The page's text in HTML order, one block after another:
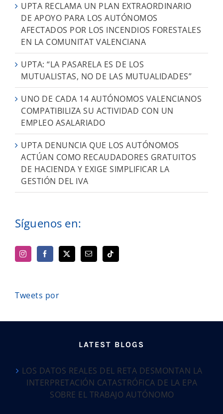
UPTA RECLAMA UN PLAN EXTRAORDINARIO
DE APOYO PARA LOS AUTÓNOMOS
AFECTADOS POR LOS INCENDIOS FORESTALES
EN LA COMUNITAT VALENCIANA
UPTA: “LA PASARELA ES DE LOS
MUTUALISTAS, NO DE LAS MUTUALIDADES”
UNO DE CADA 14 AUTÓNOMOS VALENCIANOS
COMPATIBILIZA SU ACTIVIDAD CON UN
EMPLEO ASALARIADO
UPTA DENUNCIA QUE LOS AUTÓNOMOS
ACTÚAN COMO RECAUDADORES GRATUITOS
DE HACIENDA Y EXIGE SIMPLIFICAR LA
GESTIÓN DEL IVA
Síguenos en:
Tweets por
LATEST BLOGS
LOS DATOS REALES DEL RETA DESMONTAN LA
INTERPRETACIÓN CATASTRÓFICA DE LA EPA
SOBRE EL TRABAJO AUTÓNOMO